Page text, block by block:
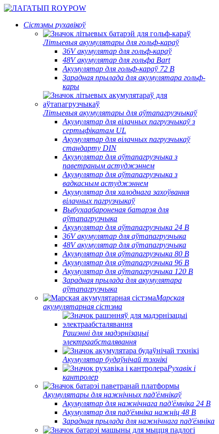
Сістэмы рухавікоў
Літыевыя акумулятары для гольф-караў
36V акумулятар для гольф-караў
48V акумулятар для гольфа Bart
Акумулятар для гольф-караў 72 В
Зарадная прылада для акумулятара гольф-
кары
Літыевыя акумулятары для аўтапагрузчыкаў
Акумулятар для вілачных пагрузчыкаў з
сертыфікатам UL
Акумулятар для вілачных пагрузчыкаў
стандарту DIN
Акумулятар для аўтапагрузчыка з
паветраным астуджэннем
Акумулятар для аўтапагрузчыка з
вадкасным астуджэннем
Акумулятар для халоднага захоўвання
вілачных пагрузчыкаў
Выбухаабароненая батарэя для
аўтапагрузчыка
Акумулятар для аўтапагрузчыка 24 В
36V акумулятар для аўтапагрузчыка
48V акумулятар для аўтапагрузчыка
Акумулятар для аўтапагрузчыка 80 В
Акумулятар для аўтапагрузчыка 96 В
Акумулятар для аўтапагрузчыка 120 В
Зарадная прылада для акумулятара
аўтапагрузчыка
Марская
акумулятарная сістэма
Рашэнні для мадэрнізацыі
электраабсталявання
Акумулятар будаўнічай тэхнікі
Рухавік і
кантролер
Акумулятары для нажнічных пад'ёмнікаў
Акумулятар для нажнічнага пад'ёмніка 24 В
Акумулятар для пад'ёмніка нажніц 48 В
Зарадная прылада для нажнічнага пад'ёмніка